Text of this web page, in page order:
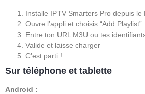
Installe IPTV Smarters Pro depuis le
Ouvre l’appli et choisis “Add Playlist”
Entre ton URL M3U ou tes
Valide et laisse charger
C’est parti !
Sur téléphone et tablette
Android :